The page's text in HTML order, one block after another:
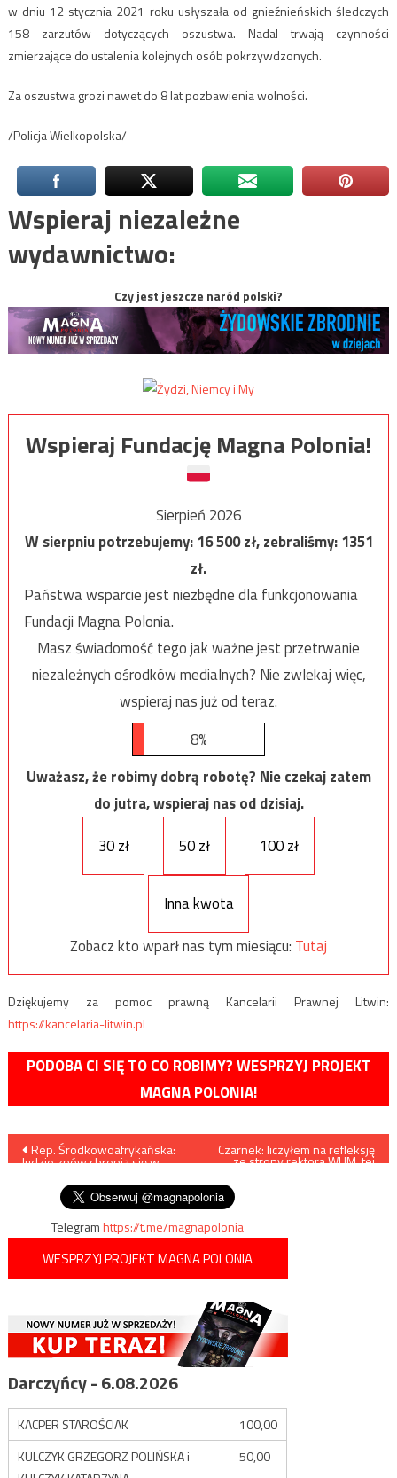
w dniu 12 stycznia 2021 roku usłyszała od gnieźnieńskich śledczych
158 zarzutów dotyczących oszustwa. Nadal trwają czynności
zmierzające do ustalenia kolejnych osób pokrzywdzonych.
Za oszustwa grozi nawet do 8 lat pozbawienia wolności.
/Policja Wielkopolska/
Wspieraj niezależne
wydawnictwo:
Czy jest jeszcze naród polski?
Wspieraj Fundację Magna Polonia!
Sierpień 2026
W sierpniu potrzebujemy:16 500zł, zebraliśmy:1351
zł.
Państwa wsparcie jest niezbędne dla funkcjonowania
Fundacji Magna Polonia.
Masz świadomość tego jak ważne jest przetrwanie
niezależnych ośrodków medialnych? Nie zwlekaj więc,
wspieraj nas już od teraz.
8%
Uważasz, że robimy dobrą robotę? Nie czekaj zatem
do jutra, wspieraj nas od dzisiaj.
30 zł
50 zł 100 zł
Inna kwota
Zobacz kto wparł nas tym miesiącu: Tutaj
Dziękujemy za pomoc prawną Kancelarii Prawnej Litwin:
https://kancelaria-litwin.pl
PODOBA CI SIĘ TO CO ROBIMY? WESPRZYJ PROJEKT
MAGNA POLONIA!
Nawigacja
wpisu
Rep. Środkowoafrykańska:
ludzie znów chronią się w
Czarnek: liczyłem na refleksję
ze strony rektora WUM, tej
Telegramhttps://t.me/magnapolonia
WESPRZYJ PROJEKT MAGNA POLONIA
Darczyńcy - 6.08.2026
KACPER STAROŚCIAK
100,00
KULCZYK GRZEGORZ POLIŃSKA i
50,00